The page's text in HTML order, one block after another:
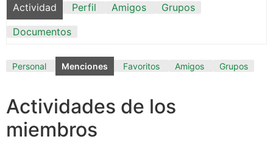
Actividad Perfil Amigos
Grupos
Documentos
Personal Menciones Favoritos Amigos Grupos
Actividades de los
miembros